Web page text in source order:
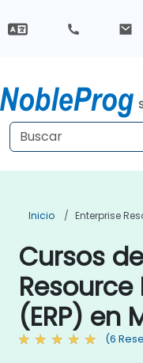
Inicio Enterprise
Cursos
(ERP) en
(6